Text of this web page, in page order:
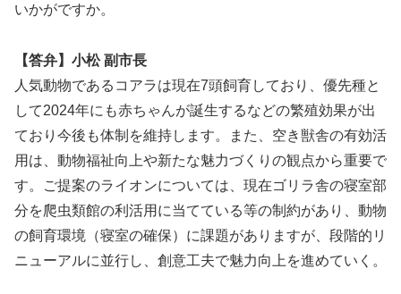
いかがですか。
【答弁】小松 副市長
人気動物であるコアラは現在7頭飼育しており、優先種と
して2024年にも赤ちゃんが誕生するなどの繁殖効果が出
ており今後も体制を維持します。また、空き獣舎の有効活
用は、動物福祉向上や新たな魅力づくりの観点から重要で
す。ご提案のライオンについては、現在ゴリラ舎の寝室部
分を爬虫類館の利活用に当てている等の制約があり、動物
の飼育環境（寝室の確保）に課題がありますが、段階的リ
ニューアルに並行し、創意工夫で魅力向上を進めていく。